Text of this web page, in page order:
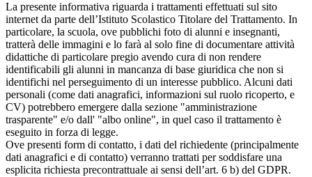
La presente informativa riguarda i trattamenti effettuati sul sito
internet da parte dell’Istituto Scolastico Titolare del Trattamento. In
particolare, la scuola, ove pubblichi foto di alunni e insegnanti,
tratterà delle immagini e lo farà al solo fine di documentare attività
didattiche di particolare pregio avendo cura di non rendere
identificabili gli alunni in mancanza di base giuridica che non si
identifichi nel perseguimento di un interesse pubblico. Alcuni dati
personali (come dati anagrafici, informazioni sul ruolo ricoperto, e
CV) potrebbero emergere dalla sezione "amministrazione
trasparente" e/o dall' "albo online", in quel caso il trattamento è
eseguito in forza di legge.
Ove presenti form di contatto, i dati del richiedente (principalmente
dati anagrafici e di contatto) verranno trattati per soddisfare una
esplicita richiesta precontrattuale ai sensi dell’art. 6 b) del GDPR.